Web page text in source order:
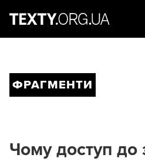
ФРАГМЕНТИ
Чому доступ до